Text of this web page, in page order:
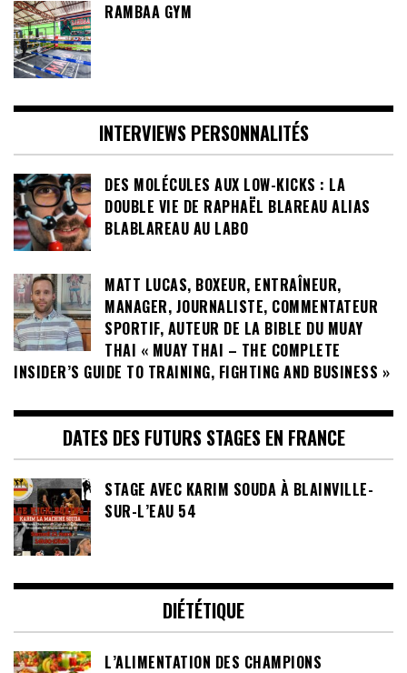
RAMBAA GYM
INTERVIEWS PERSONNALITÉS
DES MOLÉCULES AUX LOW-KICKS : LA
DOUBLE VIE DE RAPHAËL BLAREAU ALIAS
BLABLAREAU AU LABO
MATT LUCAS, BOXEUR, ENTRAÎNEUR,
MANAGER, JOURNALISTE, COMMENTATEUR
SPORTIF, AUTEUR DE LA BIBLE DU MUAY
THAI « MUAY THAI – THE COMPLETE
INSIDER’S GUIDE TO TRAINING, FIGHTING AND BUSINESS »
DATES DES FUTURS STAGES EN FRANCE
STAGE AVEC KARIM SOUDA À BLAINVILLE-
SUR-L’EAU 54
DIÉTÉTIQUE
L’ALIMENTATION DES CHAMPIONS